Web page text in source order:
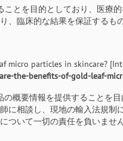
とを目的としており、医療
臨床的な結果を保証するも
micro particles in skincare?
the-benefits-of-gold-leaf-
概要情報を提供することを
に相談し、現地の輸入法規
ついて一切の責任を負いません